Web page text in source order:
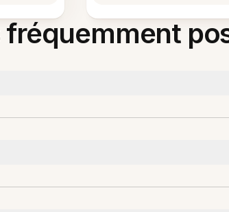
fréquemment